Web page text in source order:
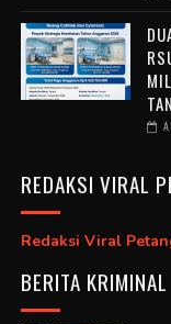
REDAKSI VIRAL
Redaksi Viral
BERITA KRIMINAL